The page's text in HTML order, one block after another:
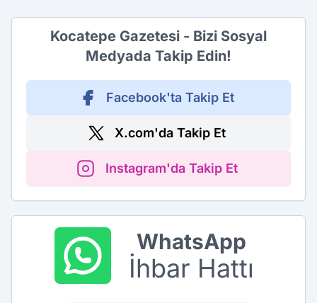
Kocatepe Gazetesi - Bizi Sosyal
Medyada Takip Edin!
Facebook'ta Takip Et
X.com'da Takip Et
Instagram'da Takip Et
WhatsApp
İhbar Hattı